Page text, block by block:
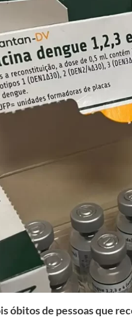
óbitos de pessoas que